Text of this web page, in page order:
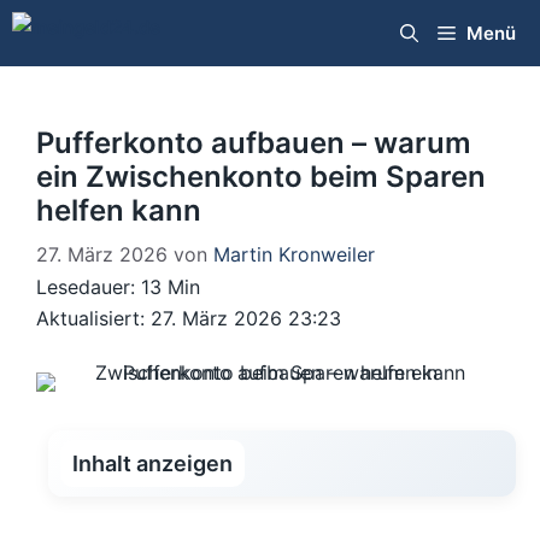
Zum
Menü
Pufferkonto aufbauen – warum
ein Zwischenkonto beim Sparen
helfen kann
27. März 2026 von Martin Kronweiler
Lesedauer: 13 Min
Aktualisiert: 27. März 2026 23:23
Inhalt anzeigen